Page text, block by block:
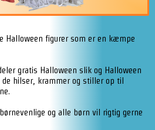
Halloween figurer som er en kæmpe
gratis Halloween slik og Halloween
hilser, krammer og stiller op til
og alle børn vil rigtig gerne